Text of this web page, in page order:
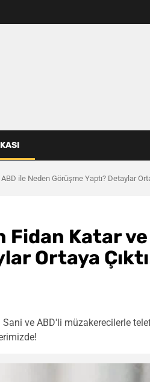
ile Neden Görüşme Yaptı? Detaylar
Fidan Katar
Ortaya
Sani ve ABD'li müzakerecilerle